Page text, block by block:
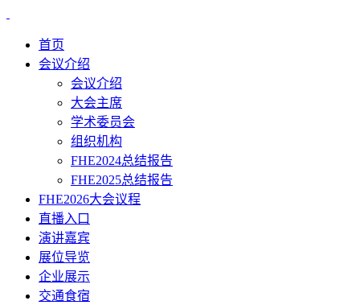
首页
会议介绍
会议介绍
大会主席
学术委员会
组织机构
FHE2024总结报告
FHE2025总结报告
FHE2026大会议程
直播入口
演讲嘉宾
展位导览
企业展示
交通食宿